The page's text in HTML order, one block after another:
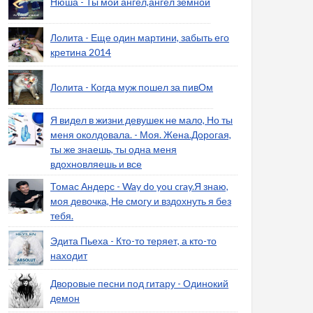
Лолита - Еще один мартини, забыть его
кретина 2014
Лолита - Когда муж пошел за пивОм
Я видел в жизни девушек не мало, Но ты
меня околдовала. - Моя. Жена.Дорогая,
ты же знаешь, ты одна меня
вдохновляешь и все
Томас Андерс - Way do you cray.Я знаю,
моя девочка, Не смогу и вздохнуть я без
тебя.
Эдита Пьеха - Кто-то теряет, а кто-то
находит
Дворовые песни под гитару - Одинокий
демон